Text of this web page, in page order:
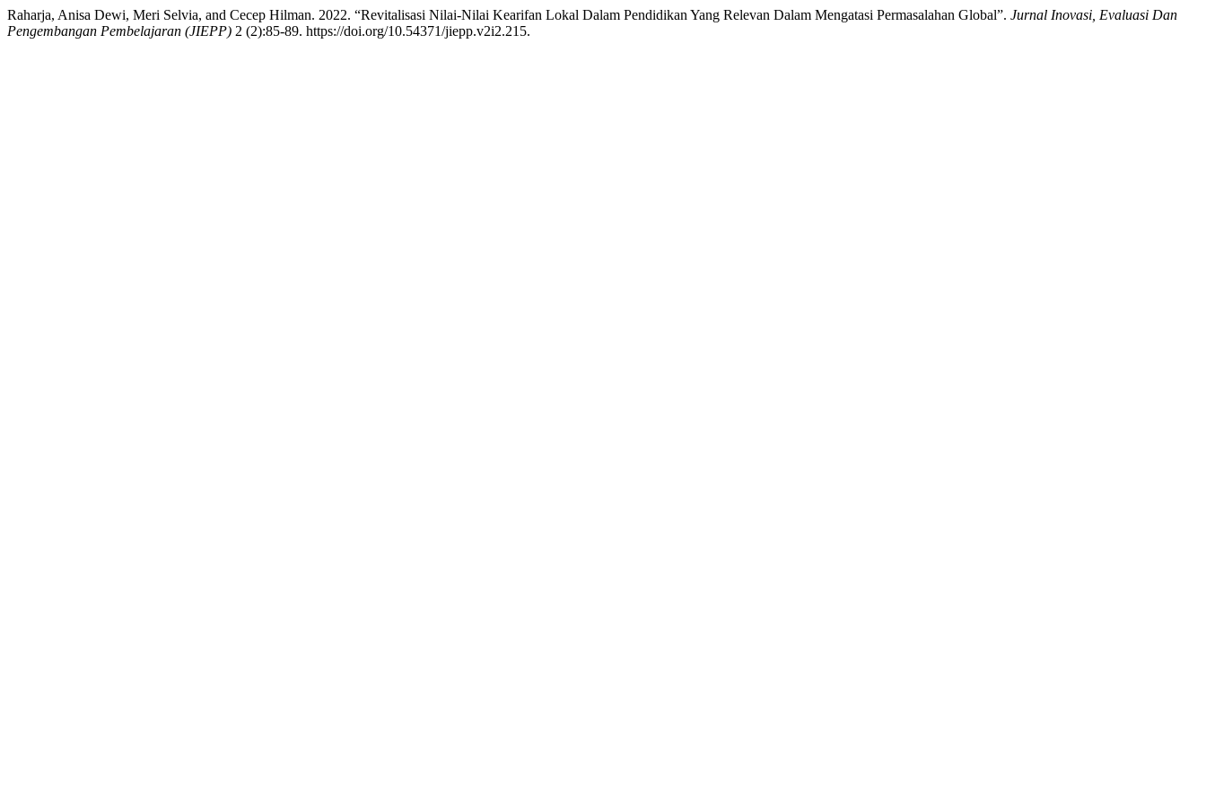
Raharja, Anisa Dewi, Meri Selvia, and Cecep Hilman. 2022. “Revitalisasi Nilai-Nilai Kearifan Lokal Dalam Pendidikan Yang Relevan Dalam Mengatasi Permasalahan Global”. Jurnal Inovasi, Evaluasi Dan
Pengembangan Pembelajaran (JIEPP) 2 (2):85-89. https://doi.org/10.54371/jiepp.v2i2.215.